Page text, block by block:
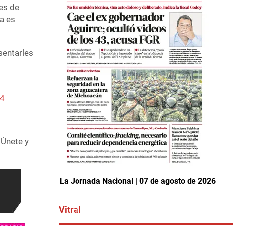
de
es
y
La Jornada Nacional | 07 de agosto de 2026
Vitral